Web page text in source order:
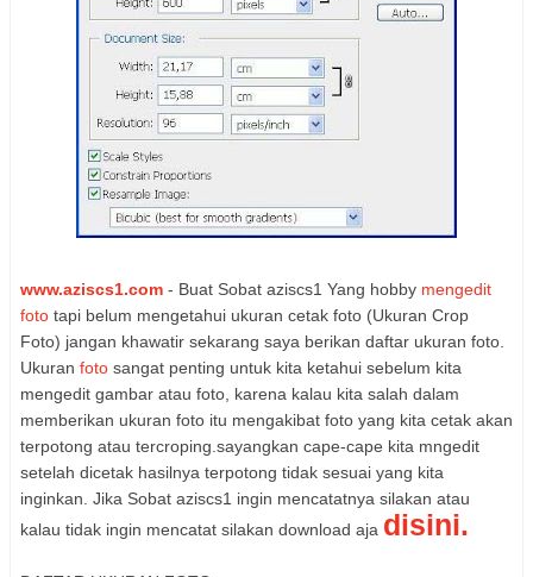
www.aziscs1.com - Buat Sobat aziscs1 Yang hobby mengedit
foto tapi belum mengetahui ukuran cetak foto (Ukuran Crop
Foto) jangan khawatir sekarang saya berikan daftar ukuran foto.
Ukuran foto sangat penting untuk kita ketahui sebelum kita
mengedit gambar atau foto, karena kalau kita salah dalam
memberikan ukuran foto itu mengakibat foto yang kita cetak akan
terpotong atau tercroping.sayangkan cape-cape kita mngedit
setelah dicetak hasilnya terpotong tidak sesuai yang kita
inginkan. Jika Sobat aziscs1 ingin mencatatnya silakan atau
kalau tidak ingin mencatat silakan download aja disini.